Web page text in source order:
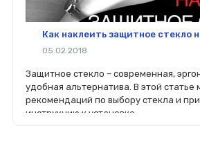
Как наклеить защитное стекло
05.02.2018
Защитное стекло – современная,
удобная альтернатива. В этой
рекомендаций по выбору стекла и
инструкцию к установке.